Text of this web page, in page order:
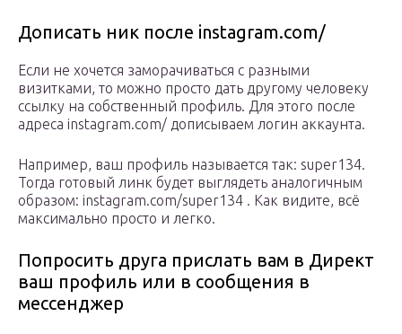
Дописать ник после instagram.com/
Если не хочется заморачиваться с разными
визитками, то можно просто дать другому человеку
ссылку на собственный профиль. Для этого после
адреса instagram.com/ дописываем логин аккаунта.
Например, ваш профиль называется так: super134.
Тогда готовый линк будет выглядеть аналогичным
образом: instagram.com/super134 . Как видите, всё
максимально просто и легко.
Попросить друга прислать вам в Директ
ваш профиль или в сообщения в
мессенджер